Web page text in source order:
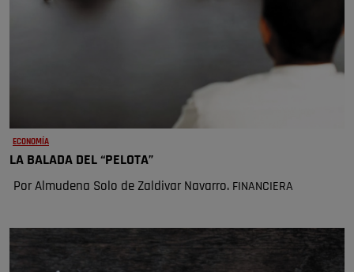
ECONOMÍA
LA BALADA DEL “PELOTA”
Por Almudena Solo de Zaldivar Navarro. FINANCIERA